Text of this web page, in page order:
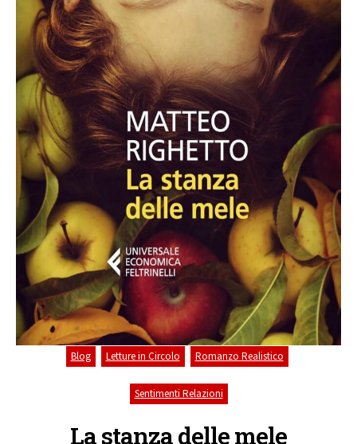
Blog Letture in Circolo Romanzo Realistico
Sentimenti Relazioni
La stanza delle mele